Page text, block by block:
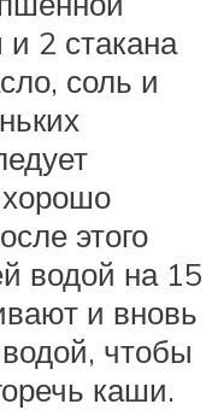
2 стакана
соль и
этого
водой на 15
и вновь
чтобы
каши.